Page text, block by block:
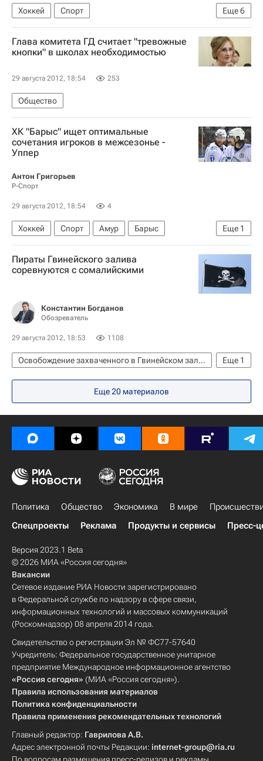
Еще6
Хоккей
Спорт
Кубок мэра Москвы по хоккею
Витязь
ЦСКА
Денис Паршин
Янис Спруктс
Глава комитета ГД считает "тревожные
кнопки" в школах необходимостью
29 августа 2012, 18:54 253
Общество
ХК "Барыс" ищет оптимальные
сочетания игроков в межсезонье -
Уппер
Антон Григорьев
Р-Спорт
29 августа 2012, 18:54 4
Еще 1
Хоккей Спорт Амур
Барыс
Дмитрий Уппер
Пираты Гвинейского залива
соревнуются с сомалийскими
Константин Богданов
Обозреватель
29 августа 2012, 18:53 1108
Еще 1
Освобождение захваченного в Гвинейском заливе судна с россиянами
Аналитика
Еще 20 материалов
Политика Общество Экономика В мире
Спецпроекты
Реклама Продукты и сервисы Пресс-
Версия 2023.1 Beta
© 2026 МИА «Россия сегодня»
Вакансии
Сетевое издание РИА Новости зарегистрировано
в Федеральной службе по надзору в сфере связи,
информационных технологий и массовых коммуникаций
(Роскомнадзор) 08 апреля 2014 года.
Свидетельство о регистрации Эл № ФС77-57640
Учредитель: Федеральное государственное унитарное
предприятие Международное информационное агентство
«Россия сегодня» (МИА «Россия сегодня»).
Правила использования материалов
Политика конфиденциальности
Правила применения рекомендательных технологий
Главный редактор: Гаврилова А.В.
Адрес электронной почты Редакции: internet-group@ria.ru